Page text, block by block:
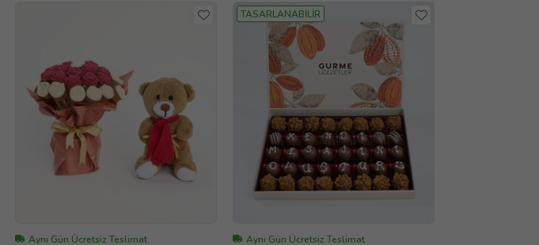
Aynı Gün Ücretsiz Teslimat
TASARLANABİLİR
Aynı Gün Ücretsiz Teslimat